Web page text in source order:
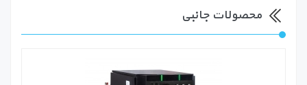
محصولات جانبی